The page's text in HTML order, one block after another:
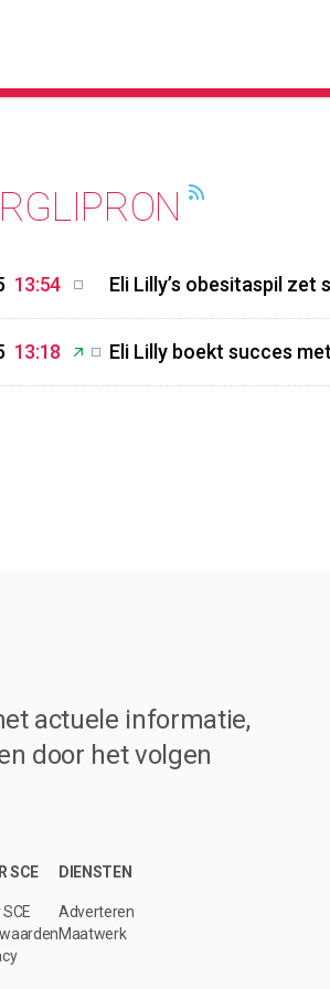
13:54 Eli Lilly’s obesitaspil
13:18 Eli Lilly boekt succes
actuele informatie,
door het volgen
SCE DIENSTEN
Adverteren
Maatwerk